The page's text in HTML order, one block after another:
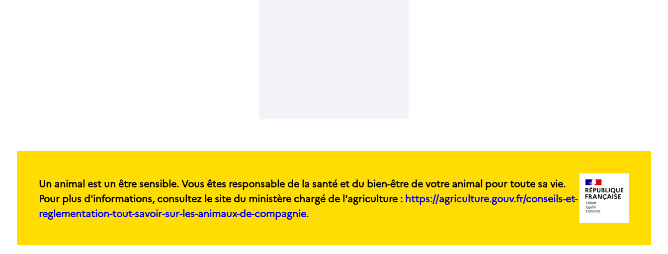
Un animal est un être sensible. Vous êtes responsable de la santé et du bien-être de votre animal pour toute sa vie.
Pour plus d'informations, consultez le site du ministère chargé de l'agriculture : https://agriculture.gouv.fr/conseils-et-
reglementation-tout-savoir-sur-les-animaux-de-compagnie.